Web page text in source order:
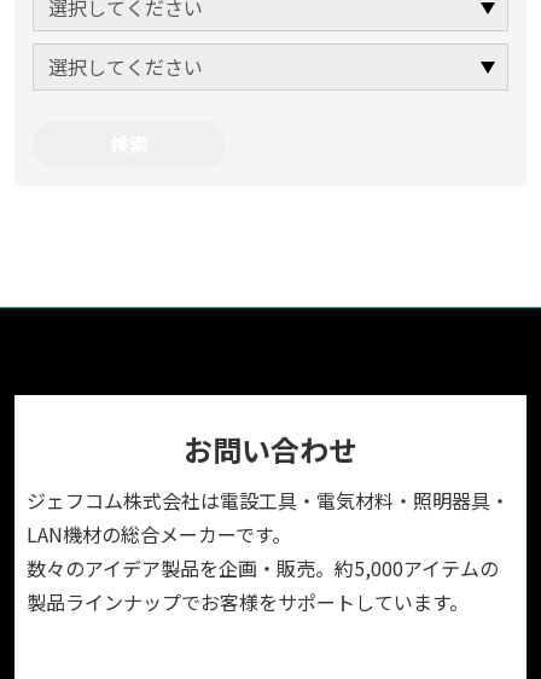
お問い合わせ
ジェフコム株式会社は電設工具・電気材料・照明器具・
LAN機材の総合メーカーです。
数々のアイデア製品を企画・販売。約5,000アイテムの
製品ラインナップでお客様をサポートしています。